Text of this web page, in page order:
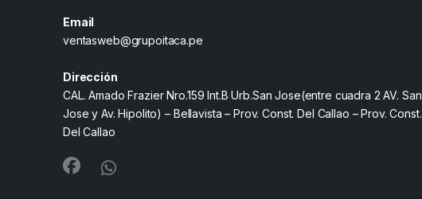
Email
ventasweb@grupoitaca.pe
Dirección
CAL. Amado Frazier Nro.159 Int.B Urb.San Jose(entre cuadra 2 AV. San
Jose y Av. Hipolito) – Bellavista – Prov. Const. Del Callao – Prov. Const.
Del Callao